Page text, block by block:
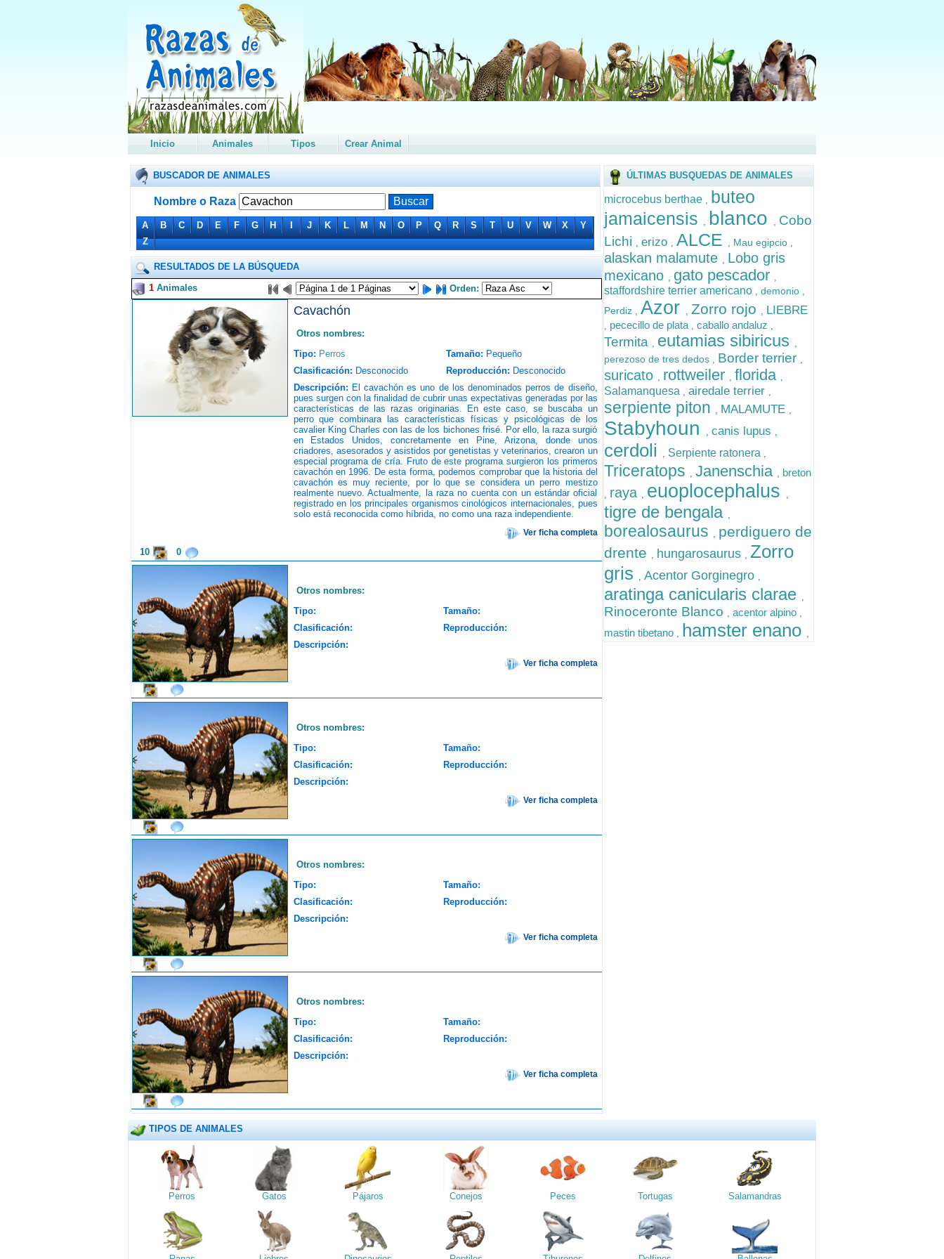
Inicio Animales Tipos Crear Animal
BUSCADOR DE ANIMALES
Nombre o Raza
A B C D E F G H I J K L M N O P Q R S T U V W X
Y
Z
ÚLTIMAS BUSQUEDAS DE ANIMALES
microcebus berthae , buteo
jamaicensis , blanco , Cobo
Lichi , erizo , ALCE , Mau egipcio ,
alaskan malamute , Lobo gris
mexicano , gato pescador ,
staffordshire terrier americano , demonio ,
Perdiz , Azor , Zorro rojo , LIEBRE
, pececillo de plata , caballo andaluz ,
Termita , eutamias sibiricus ,
perezoso de tres dedos , Border terrier ,
suricato , rottweiler , florida ,
Salamanquesa , airedale terrier ,
serpiente piton , MALAMUTE ,
Stabyhoun , canis lupus ,
cerdoli , Serpiente ratonera ,
Triceratops , Janenschia , breton
, raya , euoplocephalus ,
tigre de bengala ,
borealosaurus , perdiguero de
drente , hungarosaurus , Zorro
gris , Acentor Gorginegro ,
aratinga canicularis clarae ,
Rinoceronte Blanco , acentor alpino ,
mastin tibetano , hamster enano ,
RESULTADOS DE LA BÚSQUEDA
1Animales Orden:
Cavachón
Otros nombres:
Tipo: Perros Tamaño: Pequeño
Clasificación: Desconocido Reproducción: Desconocido
Descripción: El cavachón es uno de los denominados perros de diseño,
pues surgen con la finalidad de cubrir unas expectativas generadas por las
características de las razas originarias. En este caso, se buscaba un
perro que combinara las características físicas y psicológicas de los
cavalier King Charles con las de los bichones frisé. Por ello, la raza surgió
en Estados Unidos, concretamente en Pine, Arizona, donde unos
criadores, asesorados y asistidos por genetistas y veterinarios, crearon un
especial programa de cría. Fruto de este programa surgieron los primeros
cavachón en 1996. De esta forma, podemos comprobar que la historia del
cavachón es muy reciente, por lo que se considera un perro mestizo
realmente nuevo. Actualmente, la raza no cuenta con un estándar oficial
registrado en los principales organismos cinológicos internacionales, pues
solo está reconocida como híbrida, no como una raza independiente.
Ver ficha completa
10 0
Otros nombres:
Tipo:
Tamaño:
Clasificación:
Reproducción:
Descripción:
Ver ficha completa
Otros nombres:
Tipo:
Tamaño:
Clasificación:
Reproducción:
Descripción:
Ver ficha completa
Otros nombres:
Tipo:
Tamaño:
Clasificación:
Reproducción:
Descripción:
Ver ficha completa
Otros nombres:
Tipo:
Tamaño:
Clasificación:
Reproducción:
Descripción:
Ver ficha completa
TIPOS DE ANIMALES
Perros Gatos Pájaros Conejos Peces Tortugas Salamandras